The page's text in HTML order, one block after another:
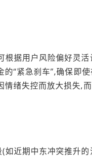
据用户风险偏好灵
“紧急刹车”,确保即
情绪失控而放大损失,
近期中东冲突推升